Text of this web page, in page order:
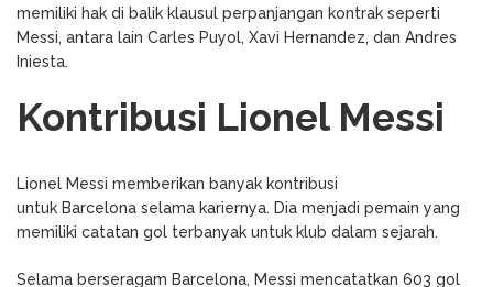
memiliki hak di balik klausul perpanjangan kontrak seperti
Messi, antara lain Carles Puyol, Xavi Hernandez, dan Andres
Iniesta.
Kontribusi Lionel Messi
Lionel Messi memberikan banyak kontribusi
untuk Barcelona selama kariernya. Dia menjadi pemain yang
memiliki catatan gol terbanyak untuk klub dalam sejarah.
Selama berseragam Barcelona, Messi mencatatkan 603 gol